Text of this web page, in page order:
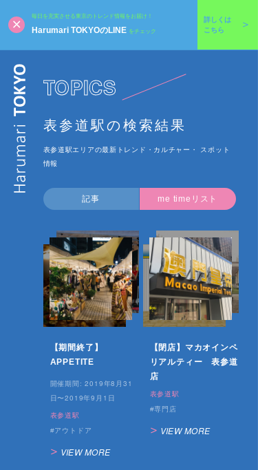
毎日を充実させる東京のトレンド情報をお届け！
Harumari TOKYOのLINE をチェック
詳しくは
こちら
TOPICS
表参道駅の検索結果
表参道駅エリアの最新トレンド・カルチャー・ スポット
情報
記事 me timeリスト
【期間終了】
APPETITE
開催期間:2019年8月31
日〜2019年9月1日
表参道駅
アウトドア
VIEW MORE
【閉店】マカオインペ
リアルティー 表参道
店
表参道駅
専門店
VIEW MORE